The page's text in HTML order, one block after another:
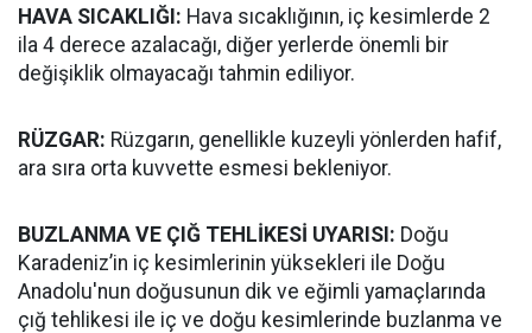
HAVA SICAKLIĞI: Hava sıcaklığının, iç kesimlerde 2
ila 4 derece azalacağı, diğer yerlerde önemli bir
değişiklik olmayacağı tahmin ediliyor.
RÜZGAR: Rüzgarın, genellikle kuzeyli yönlerden hafif,
ara sıra orta kuvvette esmesi bekleniyor.
BUZLANMA VE ÇIĞ TEHLİKESİ UYARISI: Doğu
Karadeniz’in iç kesimlerinin yüksekleri ile Doğu
Anadolu'nun doğusunun dik ve eğimli yamaçlarında
çığ tehlikesi ile iç ve doğu kesimlerinde buzlanma ve